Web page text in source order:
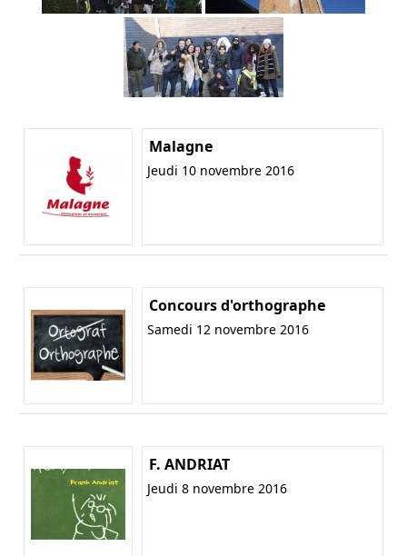
Malagne
Jeudi 10 novembre 2016
Concours d'orthographe
Samedi 12 novembre 2016
F. ANDRIAT
Jeudi 8 novembre 2016